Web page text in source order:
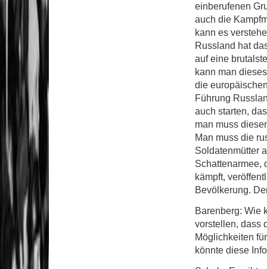
einberufenen
auch die
kann es
Russland hat
auf eine
kann man
die
Führung
auch starten,
man muss
Man muss die
Soldatenmütter
Schattenarmee,
kämpft,
Bevölkerung.
Barenberg: Wie
vorstellen, dass
Möglichkeiten
könnte diese